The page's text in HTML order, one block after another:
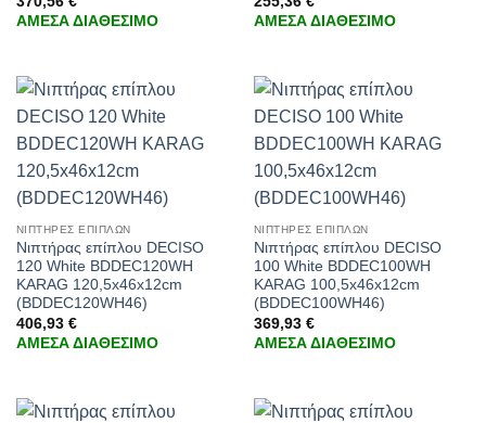
ΑΜΕΣΑ ΔΙΑΘΕΣΙΜΟ
ΑΜΕΣΑ ΔΙΑΘΕΣΙΜΟ
ΝΙΠΤΗΡΕΣ ΕΠΙΠΛΩΝ
Νιπτήρας επίπλου DECISO
120 White BDDEC120WH
KARAG 120,5x46x12cm
(BDDEC120WH46)
406,93 €
ΑΜΕΣΑ ΔΙΑΘΕΣΙΜΟ
ΝΙΠΤΗΡΕΣ ΕΠΙΠΛΩΝ
Νιπτήρας επίπλου DECISO
100 White BDDEC100WH
KARAG 100,5x46x12cm
(BDDEC100WH46)
369,93 €
ΑΜΕΣΑ ΔΙΑΘΕΣΙΜΟ